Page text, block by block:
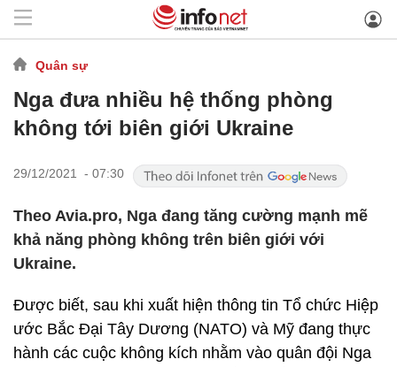
Quân sự
Nga đưa nhiều hệ thống phòng
không tới biên giới Ukraine
29/12/2021 - 07:30
Theo Avia.pro, Nga đang tăng cường mạnh mẽ
khả năng phòng không trên biên giới với
Ukraine.
Được biết, sau khi xuất hiện thông tin Tổ chức Hiệp
ước Bắc Đại Tây Dương (NATO) và Mỹ đang thực
hành các cuộc không kích nhằm vào quân đội Nga